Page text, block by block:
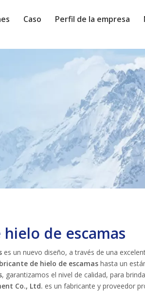
Caso Perfil de la empresa
de escamas
es un nuevo diseño, a través de una
de hielo de escamas hasta un
, garantizamos el nivel de calidad, para
Co., Ltd. es un fabricante y proveedor